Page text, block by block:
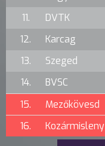
11.
DVTK
12.
Karcag
13.
Szeged
14.
BVSC
15.
Mezőkövesd
16.
Kozármisleny